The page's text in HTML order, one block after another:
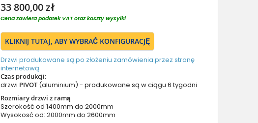
Drzwi z lewym naświetlem
Drzwi z prawym naświetlem
Drzwi z górnym i lewym naświetlem
Drzwi z lewym i prawym naświetlem
33 800,00 zł
Cena zawiera podatek VAT oraz koszty wysyłki
KLIKNIJ TUTAJ, ABY WYBRAĆ KONFIGURACJĘ
Drzwi produkowane są po złożeniu zamówienia przez stronę
internetową.
Czas produkcji:
drzwi PIVOT(aluminium) - produkowane są w ciągu 6 tygodni
Rozmiary drzwi z ramą
Szerokość od 1400mm do 2000mm
Wysokosć od: 2000mm do 2600mm